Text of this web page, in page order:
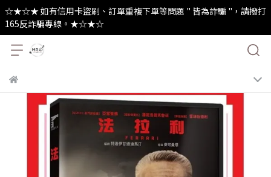
☆★☆★ 如有信用卡盜刷、訂單重複下單等問題 " 皆為詐騙 "，請撥打
165反詐騙專線。★☆★☆